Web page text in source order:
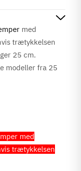
med
trætykkelsen
25 cm.
modeller fra 25
med
trætykkelsen